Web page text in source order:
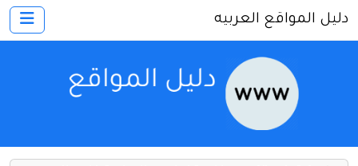
اتصل بنا
دليل المواقع العربيه